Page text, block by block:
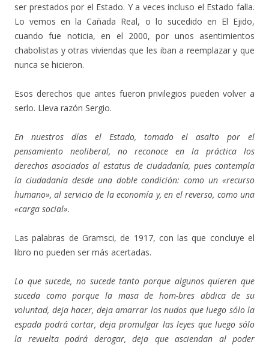
ser prestados por el Estado. Y a veces incluso el Estado falla.
Lo vemos en la Cañada Real, o lo sucedido en El Ejido,
cuando fue noticia, en el 2000, por unos asentimientos
chabolistas y otras viviendas que les iban a reemplazar y que
nunca se hicieron.
Esos derechos que antes fueron privilegios pueden volver a
serlo. Lleva razón Sergio.
En nuestros días el Estado, tomado el asalto por el
pensamiento neoliberal, no reconoce en la práctica los
derechos asociados al estatus de ciudadanía, pues contempla
la ciudadanía desde una doble condición: como un «recurso
humano», al servicio de la economía y, en el reverso, como una
«carga social».
Las palabras de Gramsci, de 1917, con las que concluye el
libro no pueden ser más acertadas.
Lo que sucede, no sucede tanto porque algunos quieren que
suceda como porque la masa de hom-bres abdica de su
voluntad, deja hacer, deja amarrar los nudos que luego sólo la
espada podrá cortar, deja promulgar las leyes que luego sólo
la revuelta podrá derogar, deja que asciendan al poder